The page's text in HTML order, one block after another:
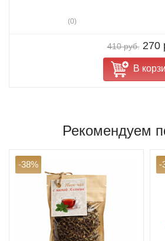
(0)
410 руб. 270
В
Рекомендуем
-38% -